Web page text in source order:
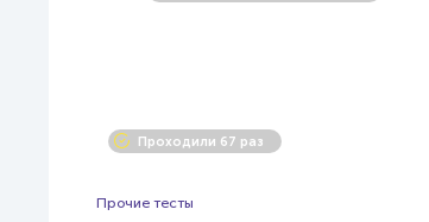
Проходили 67 раз
Прочие тесты